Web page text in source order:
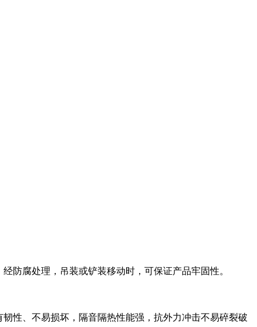
防腐处理，吊装或铲装移动时，可保证产品牢固性。
性、不易损坏，隔音隔热性能强，抗外力冲击不易碎裂破